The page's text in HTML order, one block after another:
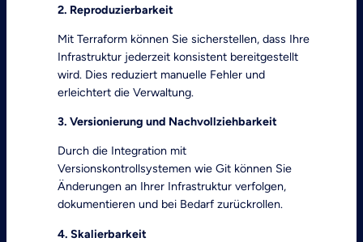
2. Reproduzierbarkeit
Mit Terraform können Sie sicherstellen, dass Ihre
Infrastruktur jederzeit konsistent bereitgestellt
wird. Dies reduziert manuelle Fehler und
erleichtert die Verwaltung.
3. Versionierung und Nachvollziehbarkeit
Durch die Integration mit
Versionskontrollsystemen wie Git können Sie
Änderungen an Ihrer Infrastruktur verfolgen,
dokumentieren und bei Bedarf zurückrollen.
4. Skalierbarkeit